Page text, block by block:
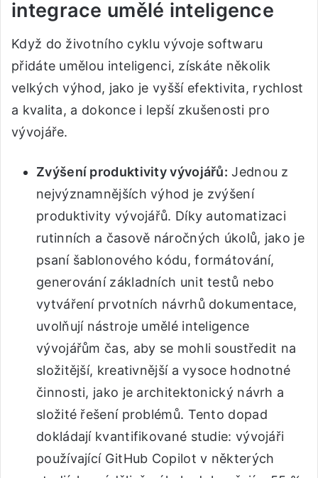
integrace umělé inteligence
Když do životního cyklu vývoje softwaru
přidáte umělou inteligenci, získáte několik
velkých výhod, jako je vyšší efektivita, rychlost
a kvalita, a dokonce i lepší zkušenosti pro
vývojáře.
Zvýšení produktivity vývojářů: Jednou z
nejvýznamnějších výhod je zvýšení
produktivity vývojářů. Díky automatizaci
rutinních a časově náročných úkolů, jako je
psaní šablonového kódu, formátování,
generování základních unit testů nebo
vytváření prvotních návrhů dokumentace,
uvolňují nástroje umělé inteligence
vývojářům čas, aby se mohli soustředit na
složitější, kreativnější a vysoce hodnotné
činnosti, jako je architektonický návrh a
složité řešení problémů. Tento dopad
dokládají kvantifikované studie: vývojáři
používající GitHub Copilot v některých